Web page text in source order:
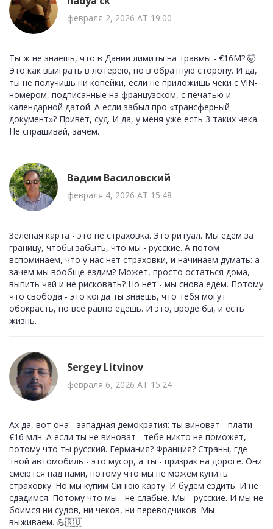
февраля 2, 2026 AT 19:00
Ты ж не знаешь, что в Дании лимиты на травмы - €16M? 🤯
Это как выиграть в лотерею, но в обратную сторону. И да,
ты не получишь ни копейки, если не приложишь чеки с VIN-
номером, подписанные на французском, с печатью и
календарной датой. А если забыл про «трансферный
документ»? Привет, суд. И да, у меня уже есть 3 таких чека.
Не спрашивай, зачем.
Вадим Василовский
февраля 4, 2026 AT 15:48
Зеленая карта - это не страховка. Это ритуал. Мы едем за
границу, чтобы забыть, что мы - русские. А потом
вспоминаем, что у нас нет страховки, и начинаем думать: а
зачем мы вообще ездим? Может, просто остаться дома,
выпить чай и не рисковать? Но нет - мы снова едем. Потому
что свобода - это когда ты знаешь, что тебя могут
обокрасть, но всё равно едешь. И это, вроде бы, и есть
жизнь.
Sergey Litvinov
февраля 6, 2026 AT 15:24
Ах да, вот она - западная демократия: ты виноват - плати
€16 млн. А если ты не виноват - тебе никто не поможет,
потому что ты русский. Германия? Франция? Страны, где
твой автомобиль - это мусор, а ты - призрак на дороге. Они
смеются над нами, потому что мы не можем купить
страховку. Но мы купим Синюю карту. И будем ездить. И не
сдадимся. Потому что мы - не слабые. Мы - русские. И мы не
боимся ни судов, ни чеков, ни переводчиков. Мы -
выживаем. 💪🇷🇺